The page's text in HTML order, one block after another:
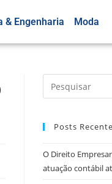
& Engenharia Moda
Posts
O Direito
atuação contábil